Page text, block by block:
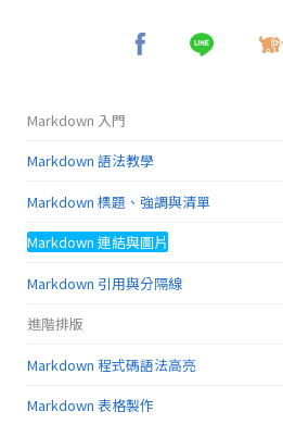
Markdown 入門
Markdown 語法教學
Markdown 標題、強調與清單
Markdown 連結與圖片
Markdown 引用與分隔線
進階排版
Markdown 程式碼語法高亮
Markdown 表格製作